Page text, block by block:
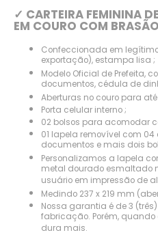
✓ CARTEIRA FEMININA
EM COURO COM
Confeccionada em
exportação), estampa lisa ;
Modelo Oficial de Prefeita,
documentos, cédula de
Aberturas no couro para
Porta celular interno ;
02 bolsos para acomodar
01 lapela removível com
documentos e mais dois
Personalizamos a lapela
metal dourado esmaltado
usuário em impressão de
Medindo 237 x 219 mm
Nossa garantia é de 3
fabricação. Porém,
dura mais.